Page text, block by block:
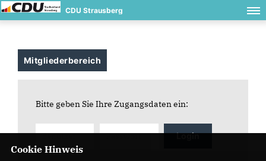
CDU Strausberg
Mitgliederbereich
Bitte geben Sie Ihre Zugangsdaten ein:
Login
Cookie Hinweis